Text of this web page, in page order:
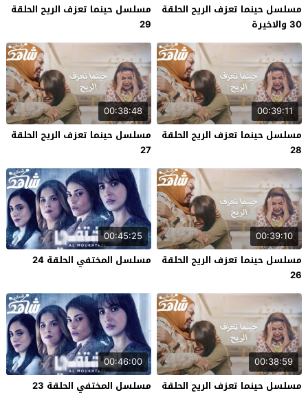
مسلسل حينما تعزف الريح الحلقة
30 والاخيرة
مسلسل حينما تعزف الريح الحلقة
29
00:39:11
مسلسل حينما تعزف الريح الحلقة
28
00:38:48
مسلسل حينما تعزف الريح الحلقة
27
00:39:10
مسلسل حينما تعزف الريح الحلقة
26
00:45:25
مسلسل المختفي الحلقة 24
00:38:59
مسلسل حينما تعزف الريح الحلقة
00:46:00
مسلسل المختفي الحلقة 23